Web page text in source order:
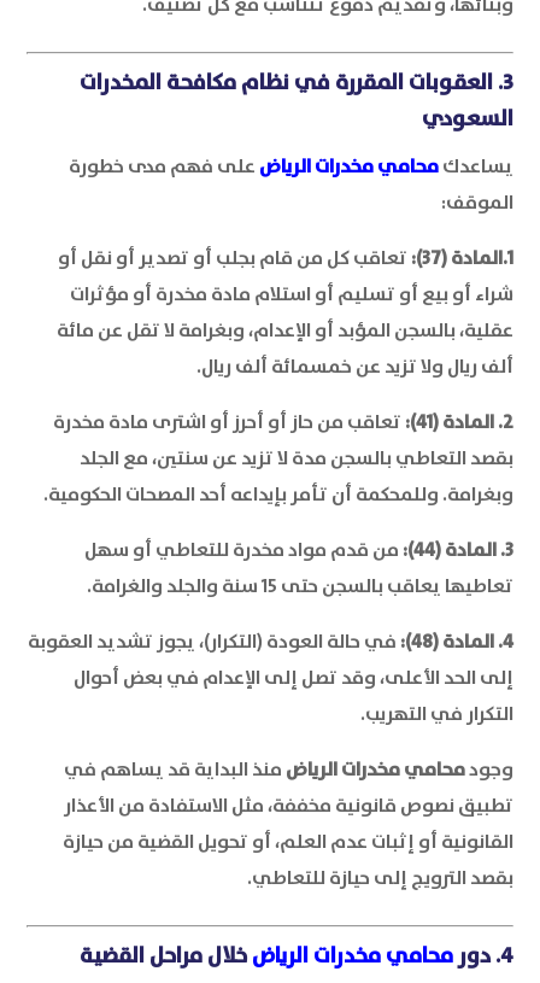
3. العقوبات المقررة في نظام مكافحة المخدرات
السعودي
يساعدكمحامي مخدرات الرياض على فهم مدى خطورة
الموقف:
1.المادة (37):
تعاقب كل من قام بجلب أو تصدير أو نقل أو
شراء أو بيع أو تسليم أو استلام مادة مخدرة أو مؤثرات
عقلية، بالسجن المؤبد أو الإعدام، وبغرامة لا تقل عن مائة
ألف ريال ولا تزيد عن خمسمائة ألف ريال.
2. المادة (41):
تعاقب من حاز أو أحرز أو اشترى مادة مخدرة
بقصد التعاطي بالسجن مدة لا تزيد عن سنتين، مع الجلد
وبغرامة. وللمحكمة أن تأمر بإيداعه أحد المصحات الحكومية.
3. المادة (44):
من قدم مواد مخدرة للتعاطي أو سهل
تعاطيها يعاقب بالسجن حتى 15 سنة والجلد والغرامة.
4. المادة (48):
في حالة العودة (التكرار)، يجوز تشديد العقوبة
إلى الحد الأعلى، وقد تصل إلى الإعدام في بعض أحوال
التكرار في التهريب.
وجودمحامي مخدرات الرياض منذ البداية قد يساهم في
تطبيق نصوص قانونية مخففة، مثل الاستفادة من الأعذار
القانونية أو إثبات عدم العلم، أو تحويل القضية من حيازة
بقصد الترويج إلى حيازة للتعاطي.
4. دور محامي مخدرات الرياض خلال مراحل القضية